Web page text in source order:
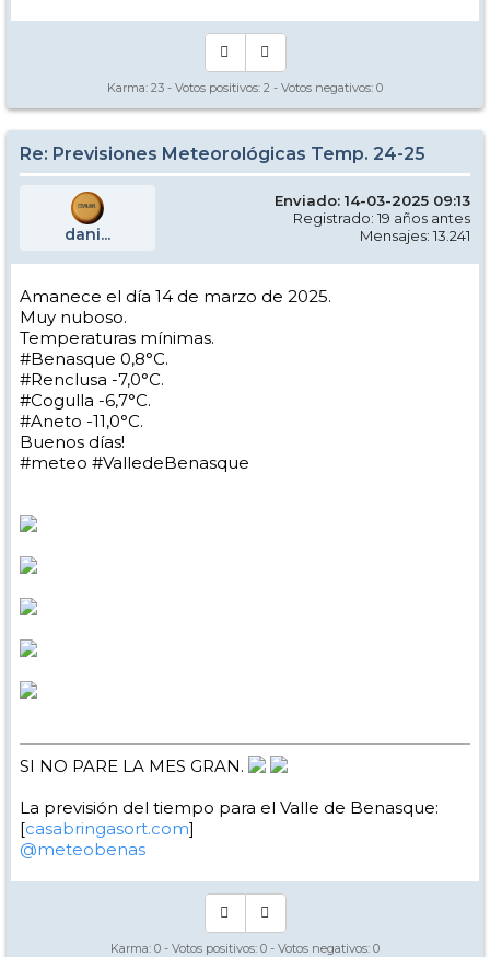
Karma: 23 - Votos positivos: 2 - Votos negativos: 0
Re: Previsiones Meteorológicas Temp. 24-25
dani...
Enviado: 14-03-2025 09:13
Registrado: 19 años antes
Mensajes: 13.241
Amanece el día 14 de marzo de 2025.
Muy nuboso.
Temperaturas mínimas.
#Benasque 0,8°C.
#Renclusa -7,0°C.
#Cogulla -6,7°C.
#Aneto -11,0°C.
Buenos días!
#meteo #ValledeBenasque
SI NO PARE LA MES GRAN.
La previsión del tiempo para el Valle de Benasque:
[casabringasort.com]
@meteobenas
Karma: 0 - Votos positivos: 0 - Votos negativos: 0